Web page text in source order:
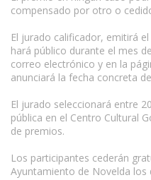
compensado por otro o
El jurado calificador, emitirá
hará público durante el mes
correo electrónico y en la
anunciará la fecha concreta
El jurado seleccionará entre
pública en el Centro Cultural
de premios.
Los participantes cederán
Ayuntamiento de Novelda los